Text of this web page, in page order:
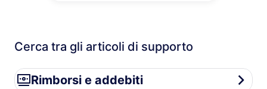
Cerca tra gli articoli di supporto
Rimborsi e addebiti
Rimborsi e addebiti